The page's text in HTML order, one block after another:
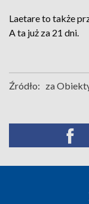
Laetare to także
A ta już za 21 dni.
Źródło: za